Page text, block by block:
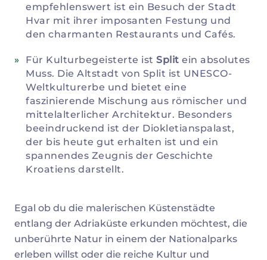
empfehlenswert ist ein Besuch der Stadt
Hvar mit ihrer imposanten Festung und
den charmanten Restaurants und Cafés.
Für Kulturbegeisterte istSplit ein absolutes
Muss. Die Altstadt von Split ist UNESCO-
Weltkulturerbe und bietet eine
faszinierende Mischung aus römischer und
mittelalterlicher Architektur. Besonders
beeindruckend ist der Diokletianspalast,
der bis heute gut erhalten ist und ein
spannendes Zeugnis der Geschichte
Kroatiens darstellt.
Egal ob du die malerischen Küstenstädte
entlang der Adriaküste erkunden möchtest, die
unberührte Natur in einem der Nationalparks
erleben willst oder die reiche Kultur und